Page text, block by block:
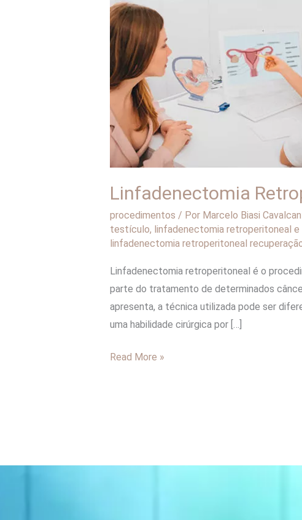
Linfadenectomia
procedimentos / Por Marcelo Biasi
testículo, linfadenectomia retroperitoneal e
linfadenectomia retroperitoneal
Linfadenectomia retroperitoneal é o
parte do tratamento de determinados
apresenta, a técnica utilizada pode ser
uma habilidade cirúrgica por […]
Retroperitoneal
Read More »